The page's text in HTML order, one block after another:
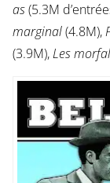
as(5.3M
marginal(4.8M),
(3.9M),Les